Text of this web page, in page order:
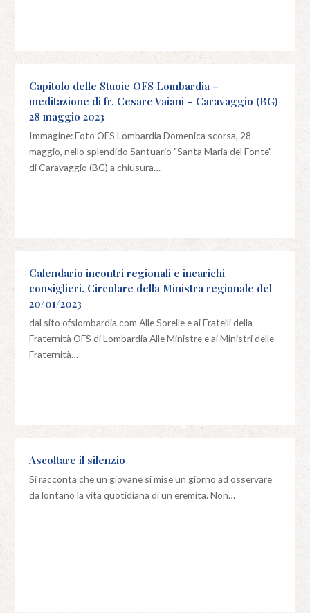
Capitolo delle Stuoie OFS Lombardia –
meditazione di fr. Cesare Vaiani – Caravaggio (BG)
28 maggio 2023
Immagine: Foto OFS Lombardia Domenica scorsa, 28
maggio, nello splendido Santuario "Santa Maria del Fonte"
di Caravaggio (BG) a chiusura…
Calendario incontri regionali e incarichi
consiglieri. Circolare della Ministra regionale del
20/01/2023
dal sito ofslombardia.com Alle Sorelle e ai Fratelli della
Fraternità OFS di Lombardia Alle Ministre e ai Ministri delle
Fraternità…
Ascoltare il silenzio
Si racconta che un giovane si mise un giorno ad osservare
da lontano la vita quotidiana di un eremita. Non…